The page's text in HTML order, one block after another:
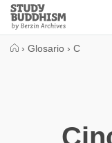
Close
Study
Buddhism
› Glosario › C